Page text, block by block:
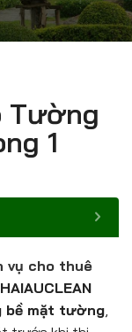
Tường
1
vụ cho thuê
HAIAUCLEAN
bề mặt tường,